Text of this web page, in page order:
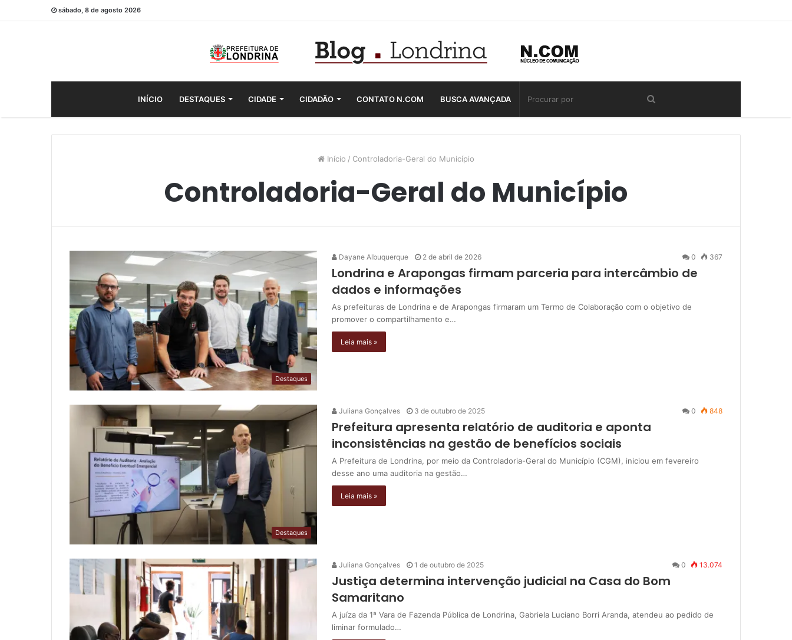
sábado, 8 de agosto 2026
INÍCIO DESTAQUES CIDADE CIDADÃO CONTATO N.COM BUSCA AVANÇADA
Início / Controladoria-Geral do Município
Controladoria-Geral do Município
Destaques
Dayane Albuquerque 2 de abril de 2026 0 367
Londrina e Arapongas firmam parceria para intercâmbio de
dados e informações
As prefeituras de Londrina e de Arapongas firmaram um Termo de Colaboração com o objetivo de
promover o compartilhamento e…
Leia mais »
Destaques
Juliana Gonçalves 3 de outubro de 2025 0 848
Prefeitura apresenta relatório de auditoria e aponta
inconsistências na gestão de benefícios sociais
A Prefeitura de Londrina, por meio da Controladoria-Geral do Município (CGM), iniciou em fevereiro
desse ano uma auditoria na gestão…
Leia mais »
Juliana Gonçalves 1 de outubro de 2025 0 13.074
Justiça determina intervenção judicial na Casa do Bom
Samaritano
A juíza da 1ª Vara de Fazenda Pública de Londrina, Gabriela Luciano Borri Aranda, atendeu ao pedido de
liminar formulado…